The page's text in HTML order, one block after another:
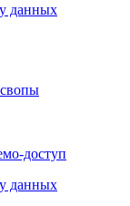
данных
доступ
данных